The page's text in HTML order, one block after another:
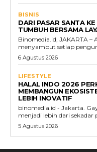
BISNIS
DARI PASAR SANTA
TUMBUH BERSAMA
Binomedia.id, JAKARTA
menyambut setiap
6 Agustus 2026
LIFESTYLE
HALAL INDO 2026
MEMBANGUN
LEBIH INOVATIF
binomedia.id - Jakarta.
menjadi lebih dari sekadar
5 Agustus 2026